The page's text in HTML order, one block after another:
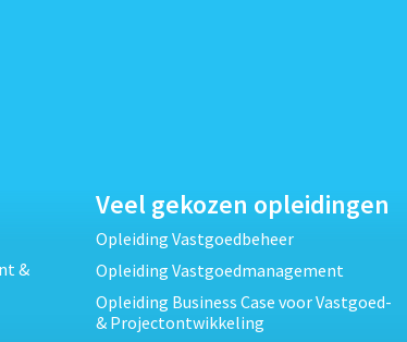
&
Veel gekozen opleidingen
Opleiding Vastgoedbeheer
Opleiding Vastgoedmanagement
Opleiding Business Case voor Vastgoed-
& Projectontwikkeling